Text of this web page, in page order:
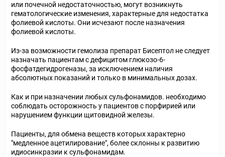
или почечной недостаточностью, могут возникнуть
гематологические изменения, характерные для недостатка
фолиевой кислоты. Они исчезают после назначения
фолиевой кислоты.
Из-за возможности гемолиза препарат Бисептол не следует
назначать пациентам с дефицитом глюкозо-6-
фосфатдегидрогеназы, за исключением наличия
абсолютных показаний и только в минимальных дозах.
Как и при назначении любых сульфонамидов. необходимо
соблюдать осторожность у пациентов с порфирией или
нарушением функции щитовидной железы.
Пациенты, для обмена веществ которых характерно
"медленное ацетилирование", более склонны к развитию
идиосинкразии к сульфонамидам.